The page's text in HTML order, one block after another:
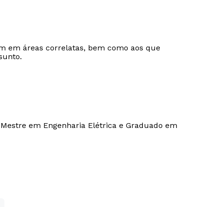
em áreas correlatas, bem como aos que
em Engenharia Elétrica e Graduado em